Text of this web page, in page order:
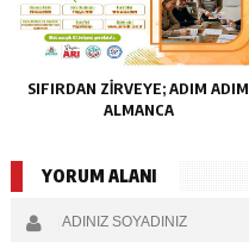
SIFIRDAN ZIRVEYE; ADIM ADIM
ALMANCA
YORUM ALANI